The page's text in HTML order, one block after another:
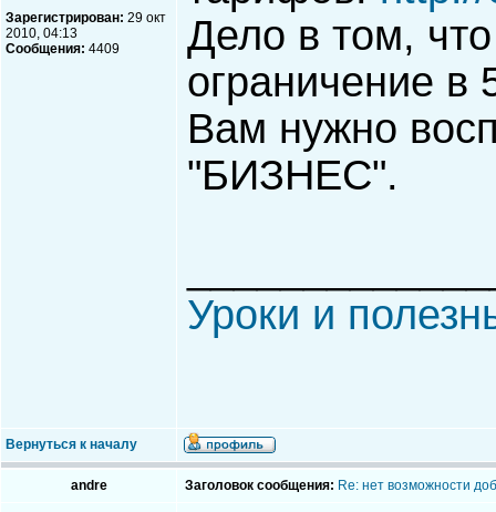
Зарегистрирован: 29 окт
2010, 04:13
Сообщения: 4409
Дело в том,
ограничение в
Вам нужно
"БИЗНЕС".
Уроки и
Вернуться к началу
andre Заголовок сообщения: Re: нет возможности